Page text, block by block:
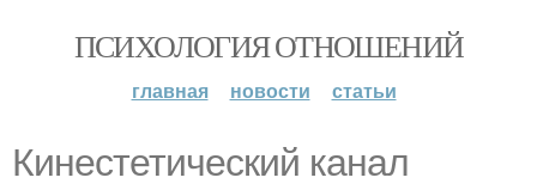
ПСИХОЛОГИЯ ОТНОШЕНИЙ
главная новости статьи
Кинестетический канал